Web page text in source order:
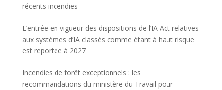
récents incendies
L’entrée en vigueur des dispositions de l’IA Act relatives
aux systèmes d’IA classés comme étant à haut risque
est reportée à 2027
Incendies de forêt exceptionnels : les
recommandations du ministère du Travail pour